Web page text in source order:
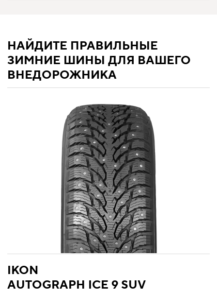
НАЙДИТЕ ПРАВИЛЬНЫЕ
ЗИМНИЕ ШИНЫ ДЛЯ ВАШЕГО
ВНЕДОРОЖНИКА
IKON
AUTOGRAPH ICE 9 SUV